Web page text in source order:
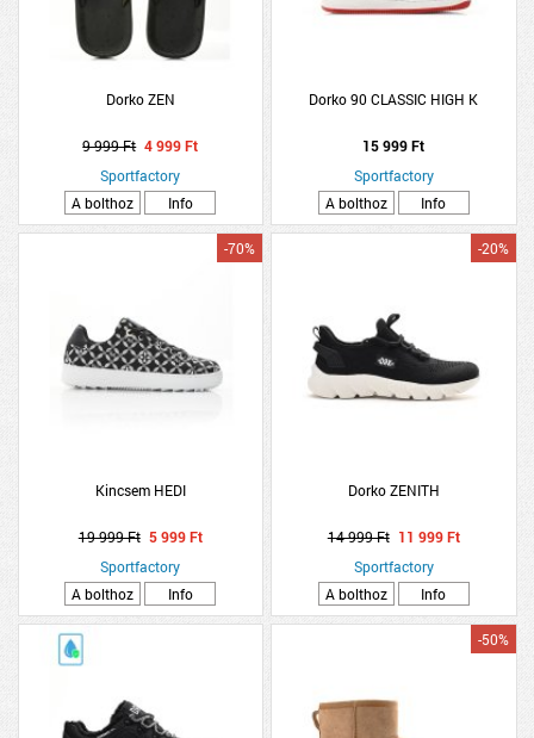
Dorko ZEN
9 999 Ft 4 999 Ft
Sportfactory
A bolthoz
Info
Dorko 90 CLASSIC HIGH K
15 999 Ft
Sportfactory
A bolthoz
Info
Kincsem HEDI
-70%
19 999 Ft 5 999 Ft
Sportfactory
A bolthoz
Info
Dorko ZENITH
-20%
14 999 Ft 11 999 Ft
Sportfactory
A bolthoz
Info
-50%